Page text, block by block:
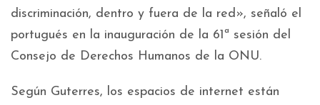
discriminación, dentro y fuera de la red», señaló el
portugués en la inauguración de la 61ª sesión del
Consejo de Derechos Humanos de la ONU.
Según Guterres, los espacios de internet están